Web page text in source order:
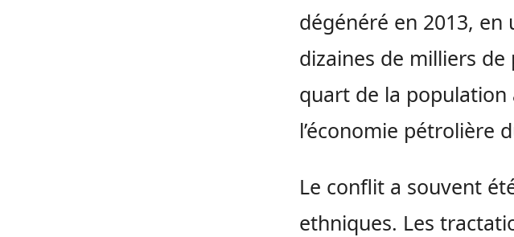
dégénéré en 2013,
dizaines de milliers
quart de la
l’économie pétrolière
Le conflit a souvent
ethniques. Les